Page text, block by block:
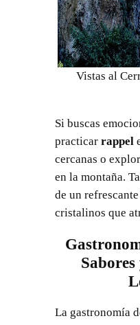
Vistas al
Si buscas
practicar rappel
cercanas o
en la montaña.
de un
cristalinos que
La gastronomía